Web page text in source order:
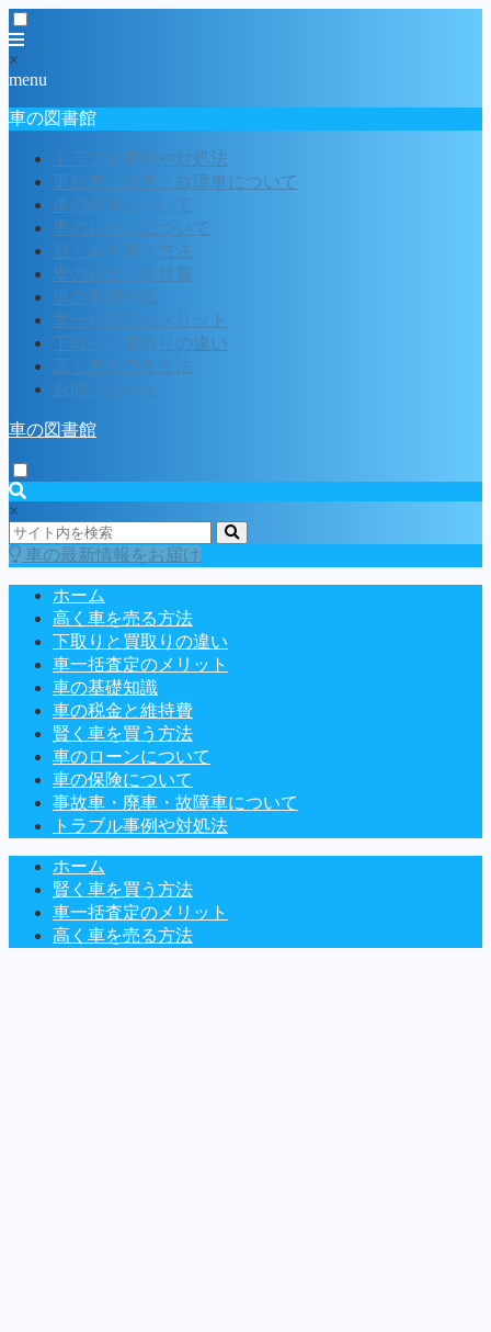
×
menu
車の図書館
トラブル事例や対処法
事故車・廃車・故障車について
車の保険について
車のローンについて
賢く車を買う方法
車の税金と維持費
車の基礎知識
車一括査定のメリット
下取りと買取りの違い
高く車を売る方法
お問い合わせ
車の図書館
×
車の最新情報をお届け
ホーム
高く車を売る方法
下取りと買取りの違い
車一括査定のメリット
車の基礎知識
車の税金と維持費
賢く車を買う方法
車のローンについて
車の保険について
事故車・廃車・故障車について
トラブル事例や対処法
ホーム
賢く車を買う方法
車一括査定のメリット
高く車を売る方法